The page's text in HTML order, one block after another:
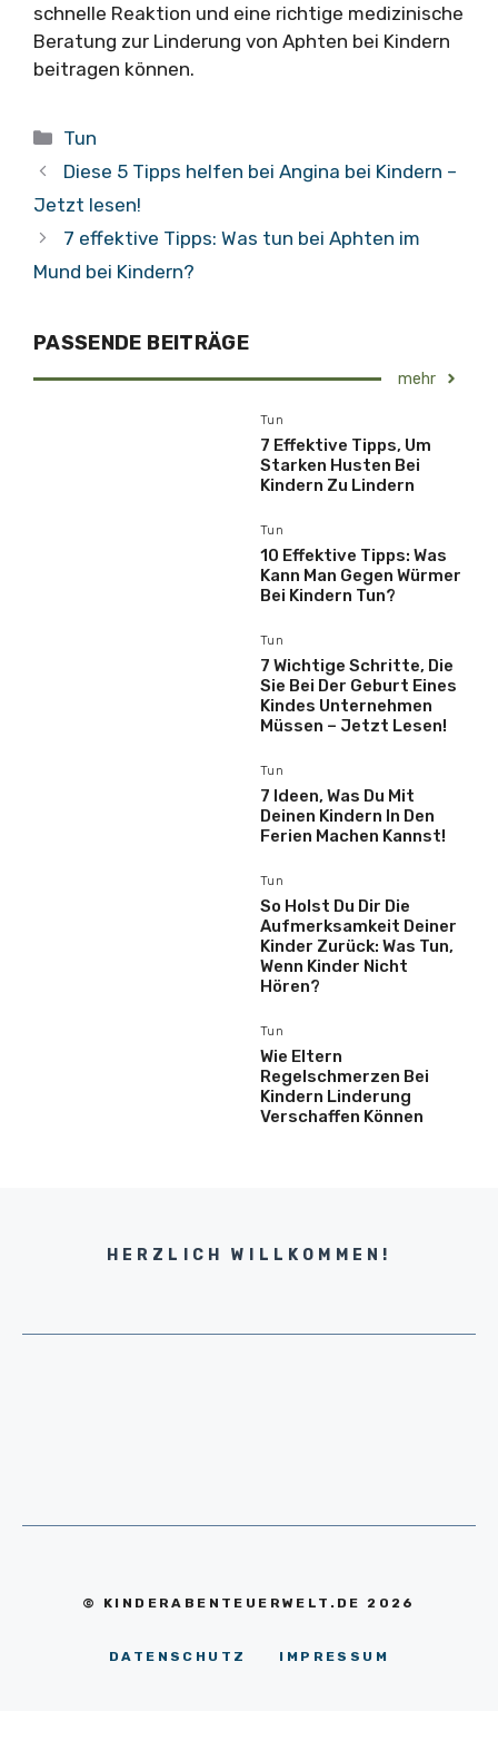
schnelle Reaktion und eine richtige medizinische
Beratung zur Linderung von Aphten bei Kindern
beitragen können.
Kategorien
Tun
Diese 5 Tipps helfen bei Angina bei Kindern –
Jetzt lesen!
7 effektive Tipps: Was tun bei Aphten im
Mund bei Kindern?
PASSENDE BEITRÄGE
mehr
Tun
7 Effektive Tipps, Um
Starken Husten Bei
Kindern Zu Lindern
Tun
10 Effektive Tipps: Was
Kann Man Gegen Würmer
Bei Kindern Tun?
Tun
7 Wichtige Schritte, Die
Sie Bei Der Geburt Eines
Kindes Unternehmen
Müssen – Jetzt Lesen!
Tun
7 Ideen, Was Du Mit
Deinen Kindern In Den
Ferien Machen Kannst!
Tun
So Holst Du Dir Die
Aufmerksamkeit Deiner
Kinder Zurück: Was Tun,
Wenn Kinder Nicht
Hören?
Tun
Wie Eltern
Regelschmerzen Bei
Kindern Linderung
Verschaffen Können
HERZLICH WILLKOMMEN!
© KINDERABENTEUERWELT.DE 2026
DATENSCHUTZ IMPRESSUM